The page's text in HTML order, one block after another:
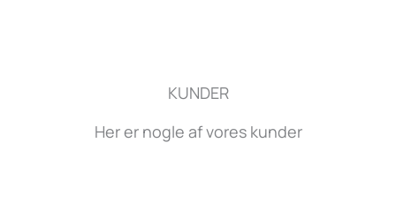
KUNDER
Her er nogle af vores kunder